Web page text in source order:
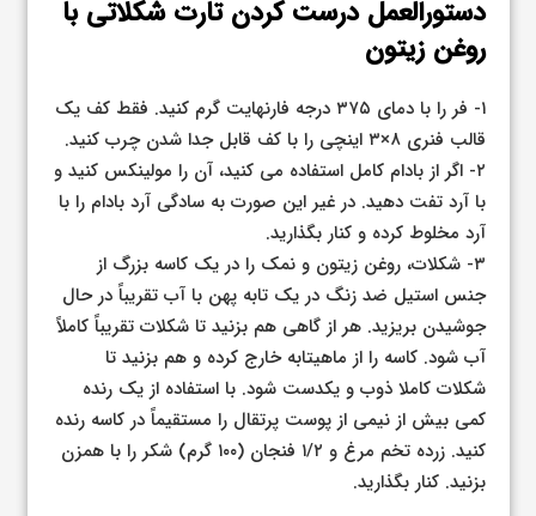
دستورالعمل درست کردن تارت شکلاتی با
روغن زیتون
۱- فر را با دمای ۳۷۵ درجه فارنهایت گرم کنید. فقط کف یک
قالب فنری ۸×۳ اینچی را با کف قابل جدا شدن چرب کنید.
۲- اگر از بادام کامل استفاده می کنید، آن را مولینکس کنید و
با آرد تفت دهید. در غیر این صورت به سادگی آرد بادام را با
آرد مخلوط کرده و کنار بگذارید.
۳- شکلات، روغن زیتون و نمک را در یک کاسه بزرگ از
جنس استیل ضد زنگ در یک تابه پهن با آب تقریباً در حال
جوشیدن بریزید. هر از گاهی هم بزنید تا شکلات تقریباً کاملاً
آب شود. کاسه را از ماهیتابه خارج کرده و هم بزنید تا
شکلات کاملا ذوب و یکدست شود. با استفاده از یک رنده
کمی بیش از نیمی از پوست پرتقال را مستقیماً در کاسه رنده
کنید. زرده تخم مرغ و ۱/۲ فنجان (۱۰۰ گرم) شکر را با همزن
بزنید. کنار بگذارید.